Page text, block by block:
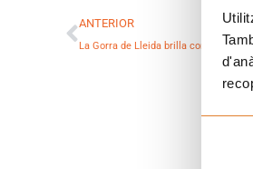
Prev
ANTERIOR
La Gorra de Lleida brilla con luz propia